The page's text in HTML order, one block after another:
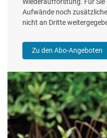
Aufwände noch
nicht an Dritte
Zu den Abo-Angeboten